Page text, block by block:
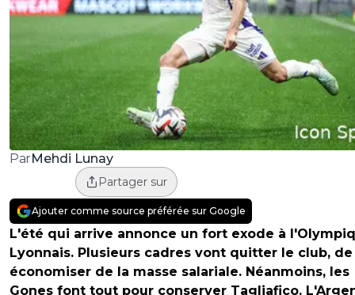
ParMehdi Lunay
Partager sur
Ajouter comme source préférée sur Google
L'été qui arrive annonce un fort exode à
Lyonnais. Plusieurs cadres vont quitter le club,
économiser de la masse salariale. Néanmoins, les
Gones font tout pour conserver Tagliafico.